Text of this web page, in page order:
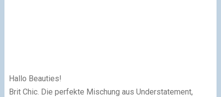
Hallo Beauties!
Brit Chic. Die perfekte Mischung aus Understatement,